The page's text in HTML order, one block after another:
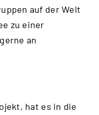
auf der Welt
zu einer
an
hat es in die